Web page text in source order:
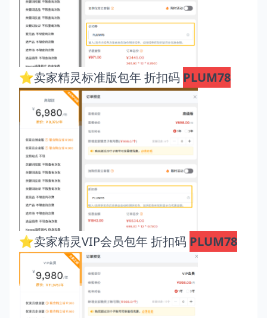
⭐卖家精灵标准版包年 折扣码 PLUM78
⭐卖家精灵VIP会员包年 折扣码 PLUM78